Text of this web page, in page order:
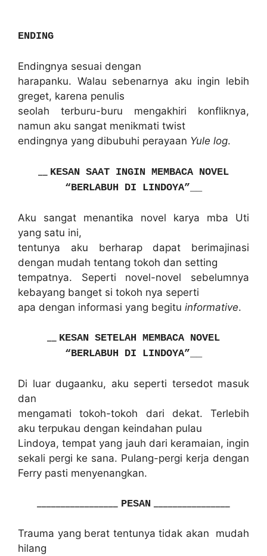
ENDING
Endingnya sesuai dengan
harapanku. Walau sebenarnya aku ingin lebih
greget, karena penulis
seolah terburu-buru mengakhiri konfliknya,
namun aku sangat menikmati twist
endingnya yang dibubuhi perayaan Yule log.
KESAN SAAT INGIN MEMBACA NOVEL
“BERLABUH DI LINDOYA”
Aku sangat menantika novel karya mba Uti
yang satu ini,
tentunya aku berharap dapat berimajinasi
dengan mudah tentang tokoh dan setting
tempatnya. Seperti novel-novel sebelumnya
kebayang banget si tokoh nya seperti
apa dengan informasi yang begitu informative.
KESAN SETELAH MEMBACA NOVEL
“BERLABUH DI LINDOYA”
Di luar dugaanku, aku seperti tersedot masuk
dan
mengamati tokoh-tokoh dari dekat. Terlebih
aku terpukau dengan keindahan pulau
Lindoya, tempat yang jauh dari keramaian, ingin
sekali pergi ke sana. Pulang-pergi kerja dengan
Ferry pasti menyenangkan.
PESAN
Trauma yang berat tentunya tidak akan mudah
hilang